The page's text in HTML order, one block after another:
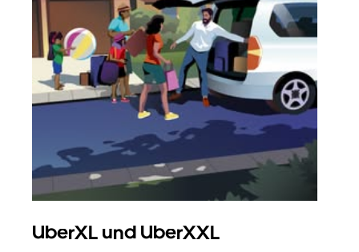
UberXL und UberXXL